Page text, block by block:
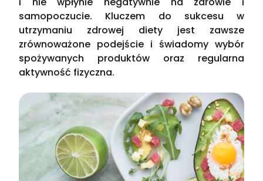
samopoczucie. Kluczem do sukcesu w
utrzymaniu zdrowej diety jest zawsze
zrównoważone podejście i świadomy wybór
spożywanych produktów oraz regularna
aktywność fizyczna.